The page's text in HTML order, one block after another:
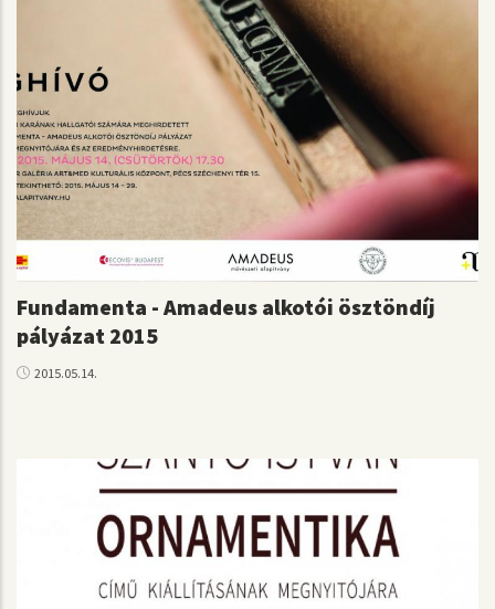
Fundamenta - Amadeus alkotói ösztöndíj
pályázat 2015
2015.05.14.